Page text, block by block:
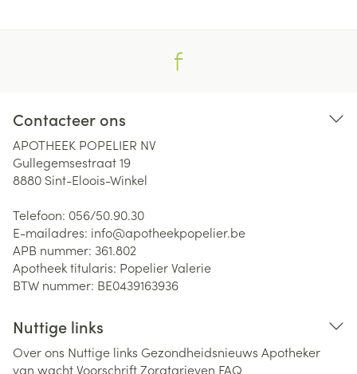
Contacteer ons
APOTHEEK POPELIER NV
Gullegemsestraat 19
8880 Sint-Eloois-Winkel
Telefoon: 056/50.90.30
E-mailadres: info@apotheekpopelier.be
APB nummer: 361.802
Apotheek titularis: Popelier Valerie
BTW nummer: BE0439163936
Nuttige links
Over ons Nuttige links Gezondheidsnieuws Apotheker
van wachtVoorschriftZorgtarieven FAQ